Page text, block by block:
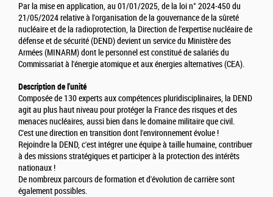
Par la mise en application, au 01/01/2025, de la loi n° 2024-450 du
21/05/2024 relative à l'organisation de la gouvernance de la sûreté
nucléaire et de la radioprotection, la Direction de l'expertise nucléaire de
défense et de sécurité (DEND) devient un service du Ministère des
Armées (MINARM) dont le personnel est constitué de salariés du
Commissariat à l'énergie atomique et aux énergies alternatives (CEA).
Description de l'unité
Composée de 130 experts aux compétences pluridisciplinaires, la DEND
agit au plus haut niveau pour protéger la France des risques et des
menaces nucléaires, aussi bien dans le domaine militaire que civil.
C'est une direction en transition dont l'environnement évolue !
Rejoindre la DEND, c'est intégrer une équipe à taille humaine, contribuer
à des missions stratégiques et participer à la protection des intérêts
nationaux !
De nombreux parcours de formation et d'évolution de carrière sont
également possibles.